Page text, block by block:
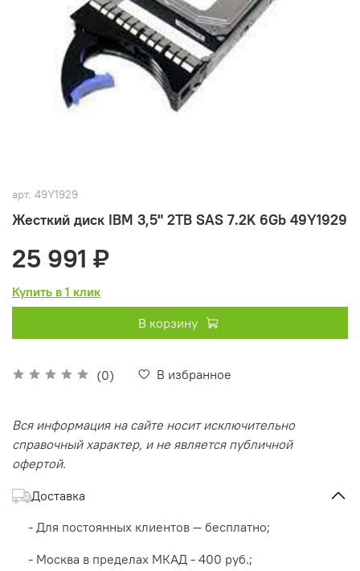
арт. 49Y1929
Жесткий диск IBM 3,5" 2TB SAS 7.2K 6Gb 49Y1929
(0) В избранное
25 991 ₽
Купить в 1 клик
В корзину
Вся информация на сайте носит исключительно
справочный характер, и не является публичной
офертой.
Доставка
- Для постоянных клиентов — бесплатно;
- Москва в пределах МКАД - 400 руб.;